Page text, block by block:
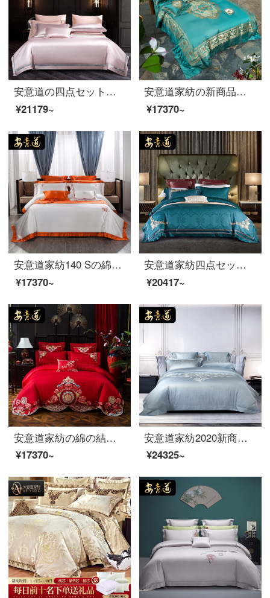
安意道の四点セットの綿純色のシーツの寝具150本のエジプト綿豪華五星ホテル高級寝具セットピンク-四点セットの1.8メートルベッド(220*240芯に適合)
¥21179~
安意道家紡の新商品はヨーロッパ式の別荘級見本室の柔らかい包装グリーンベッド用品四点セット80 S精梳綿高精密高密ゴンドラ4点セット1.5-2帝豪-翠緑-四点セット1.5 mベッド（220*230芯に適合）を発売しました。
¥17370~
安意道家紡140 Sの綿の4点セットの純綿の寝具高級中国式刺繍シーツの寝笠床旗全セットの慧心蘭-霧色のシーツの4点セット+ベッド旗の1.5メートルのベッド
¥17370~
安意道家紡四点セットの綿純綿ベッド用品は軽奢で簡単で高級な綿布団セットのベッド用品セットの多点セットの梵克雅宝-四点セットの1.5メートルベッド(200*230芯に適合)
¥20417~
安意道家紡の綿の結婚祝いの四つのセットは綿の純綿の寝具の新中国式の結婚式の大紅高精密な綿の刺繍の純綿のシーツの布団セットは10点セットの1.8/2.0メートルのベッドの幅をかぐことができます。
¥17370~
安意道家紡2020新商品を発売しました。北欧風高級ジャカード純綿寝具四点セット140 S長絨綿臻肌全綿四点セットSセーヌ河畔-灰色1.8メートルベッド
¥24325~